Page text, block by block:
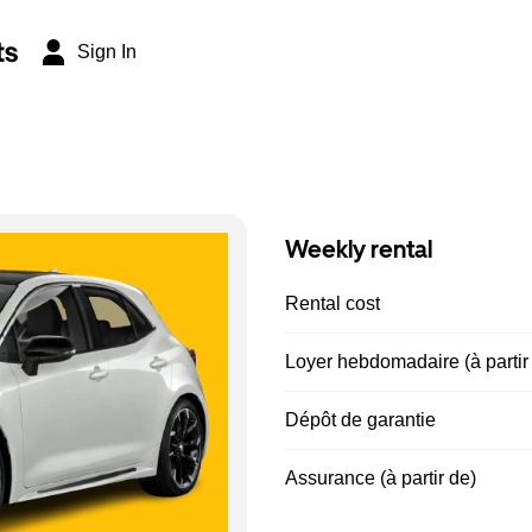
Sign In
Weekly rental
Rental cost
Loyer hebdomadaire (à
Dépôt de garantie
Assurance (à partir de)